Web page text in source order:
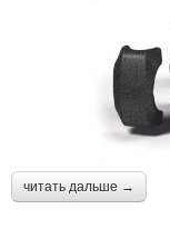
читать дальше →